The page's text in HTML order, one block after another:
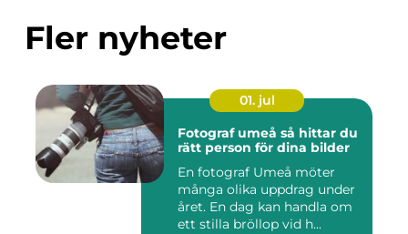
Fler nyheter
01. jul
Fotograf umeå så hittar du
rätt person för dina bilder
En fotograf Umeå möter
många olika uppdrag under
året. En dag kan handla om
ett stilla bröllop vid h...